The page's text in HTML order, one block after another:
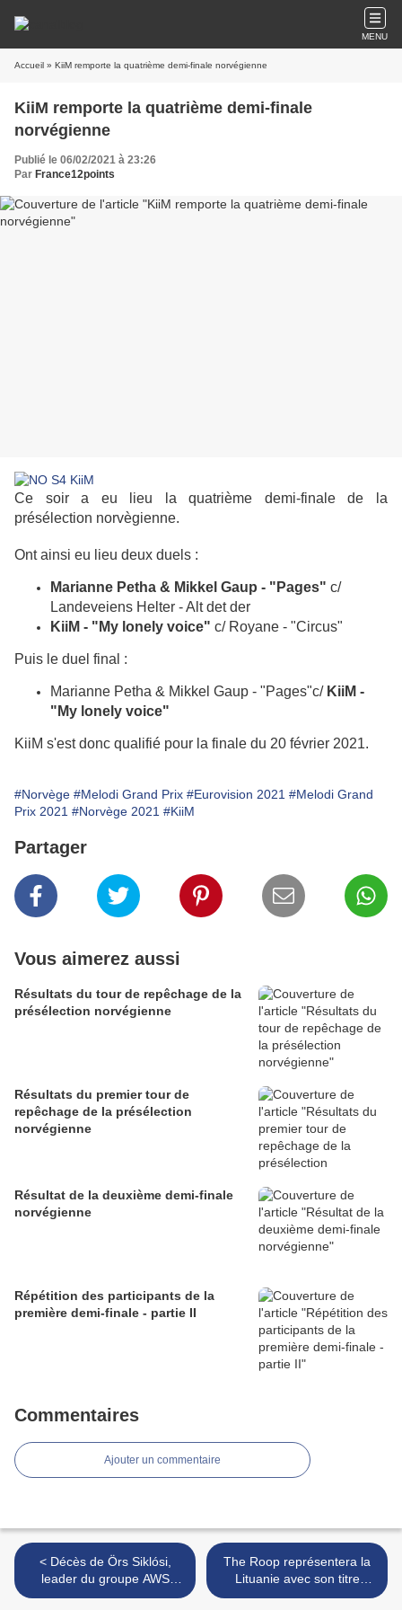
MENU
Accueil » KiiM remporte la quatrième demi-finale norvégienne
KiiM remporte la quatrième demi-finale
norvégienne
Publié le 06/02/2021 à 23:26
Par France12points
Ce soir a eu lieu la quatrième demi-finale de la
présélection norvègienne.
Ont ainsi eu lieu deux duels :
Marianne Petha & Mikkel Gaup - "Pages" c/
Landeveiens Helter - Alt det der
KiiM - "My lonely voice" c/ Royane - "Circus"
Puis le duel final :
Marianne Petha & Mikkel Gaup - "Pages"c/ KiiM -
"My lonely voice"
KiiM s'est donc qualifié pour la finale du 20 février 2021.
#Norvège #Melodi Grand Prix #Eurovision 2021 #Melodi Grand
Prix 2021 #Norvège 2021 #KiiM
Partager
Vous aimerez aussi
Résultats du tour de repêchage de la
présélection norvégienne
Résultats du premier tour de
repêchage de la présélection
norvégienne
Résultat de la deuxième demi-finale
norvégienne
Répétition des participants de la
première demi-finale - partie II
Commentaires
Ajouter un commentaire
< Décès de Örs Siklósi,
leader du groupe AWS
(Eurovision Hongrie 2018)
The Roop représentera la
Lituanie avec son titre
"Discoteque" >